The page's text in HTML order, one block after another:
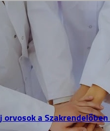
orvosok a Szakrendelőben